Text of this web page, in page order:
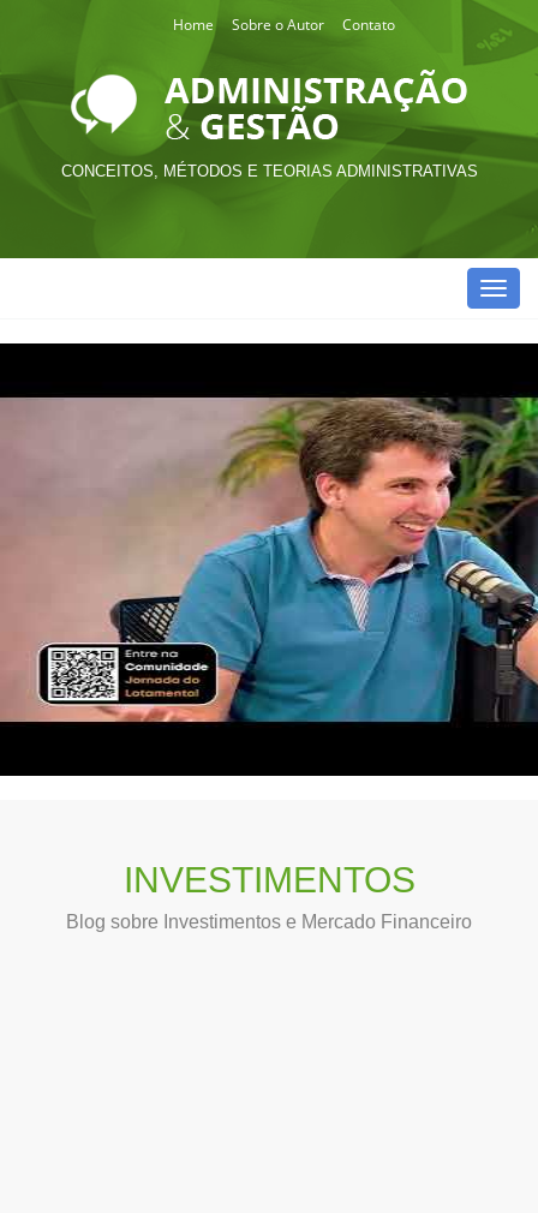
Home Sobre o Autor Contato
CONCEITOS, MÉTODOS E TEORIAS ADMINISTRATIVAS
INVESTIMENTOS
Blog sobre Investimentos e Mercado Financeiro